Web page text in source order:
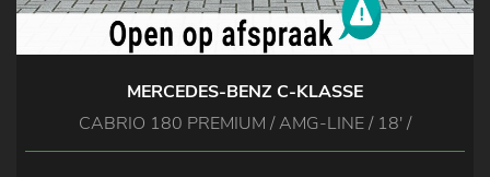
MERCEDES-BENZ C-KLASSE
CABRIO 180 PREMIUM / AMG-LINE / 18' /